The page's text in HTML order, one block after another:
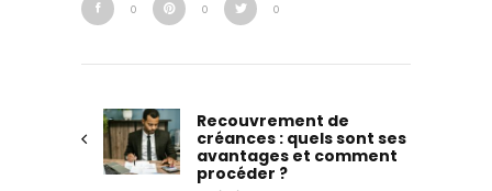
0 0 0
Recouvrement de
créances : quels sont ses
avantages et comment
procéder ?